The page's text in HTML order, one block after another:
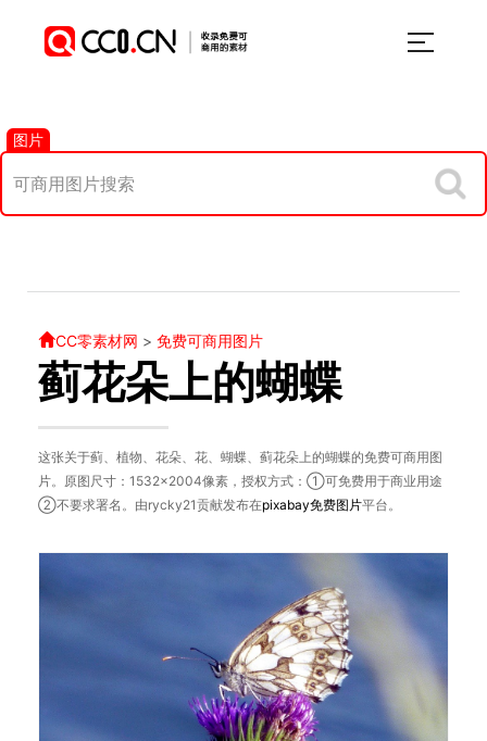
图片
CC零素材网 > 免费可商用图片
蓟花朵上的蝴蝶
这张关于蓟、植物、花朵、花、蝴蝶、蓟花朵上的蝴蝶的免费可商用图
片。原图尺寸：1532×2004像素，授权方式：①可免费用于商业用途
②不要求署名。由rycky21贡献发布在pixabay免费图片平台。